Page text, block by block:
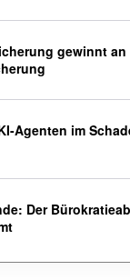
gewinnt
Agenten im
Der